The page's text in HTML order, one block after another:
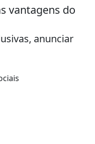
vantagens do
anunciar